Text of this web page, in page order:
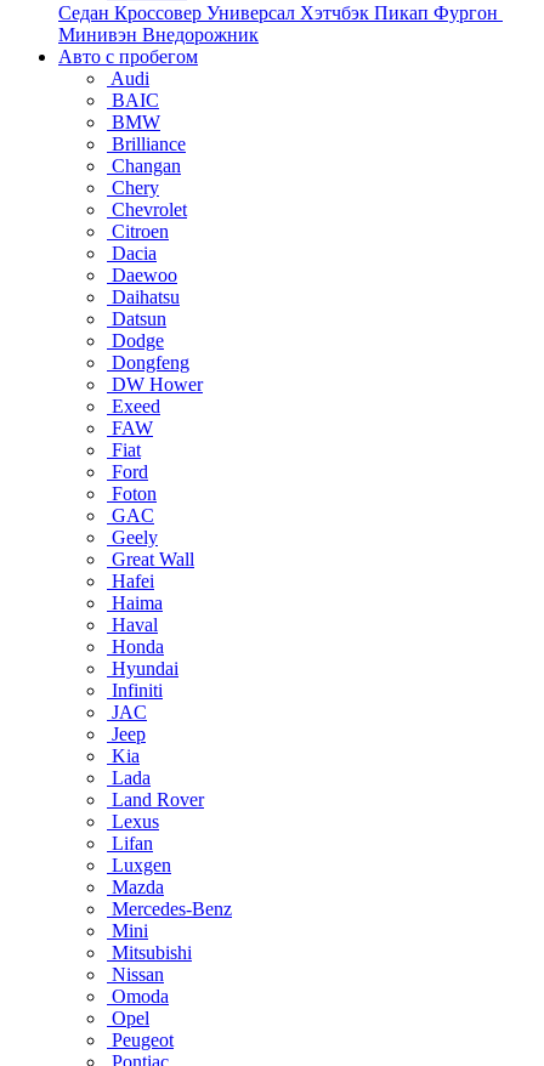
Седан Кроссовер Универсал Хэтчбэк Пикап Фургон
Минивэн Внедорожник
Авто с пробегом
Audi
BAIC
BMW
Brilliance
Changan
Chery
Chevrolet
Citroen
Dacia
Daewoo
Daihatsu
Datsun
Dodge
Dongfeng
DW Hower
Exeed
FAW
Fiat
Ford
Foton
GAC
Geely
Great Wall
Hafei
Haima
Haval
Honda
Hyundai
Infiniti
JAC
Jeep
Kia
Lada
Land Rover
Lexus
Lifan
Luxgen
Mazda
Mercedes-Benz
Mini
Mitsubishi
Nissan
Omoda
Opel
Peugeot
Pontiac